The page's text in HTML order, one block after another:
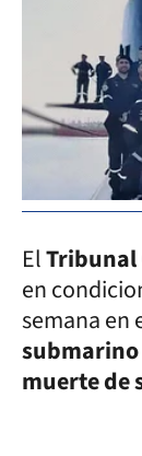
ElTribunal
en
semana en
submarino
muerte de